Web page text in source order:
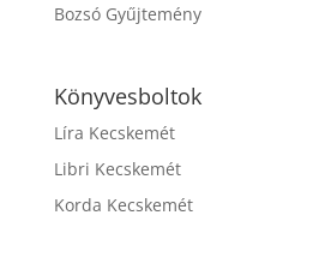
Bozsó Gyűjtemény
Könyvesboltok
Líra Kecskemét
Libri Kecskemét
Korda Kecskemét